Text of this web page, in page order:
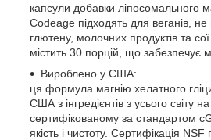
капсули добавки ліпосомального
Codeage підходять для веганів,
глютену, молочних продуктів та
містить 30 порцій, що забезпечує
Вироблено у США:
ця формула магнію хелатного
США з інгредієнтів з усього світу на
сертифікованому за стандартом
якість і чистоту. Сертифікація NSF